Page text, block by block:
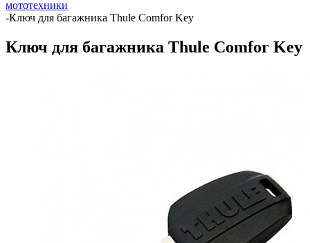
мототехники
-Ключ для багажника Thule Comfor Key
Ключ для багажника Thule Comfor Key